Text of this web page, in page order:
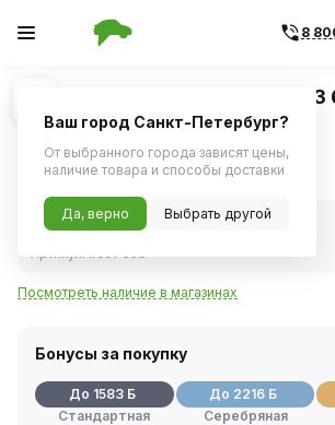
8
1/1
Радиатор охлаждения КАМАЗ
алюминиевый (LUZAR)
31 654 ₽
В наличии
Посмотреть наличие в магазинах
Бонусы за покупку
До 1583 Б
Стандартная
До 2216 Б
Серебряная
Ваш город Санкт-Петербург?
От выбранного города зависят цены,
наличие товара и способы доставки
Да, верно Выбрать другой